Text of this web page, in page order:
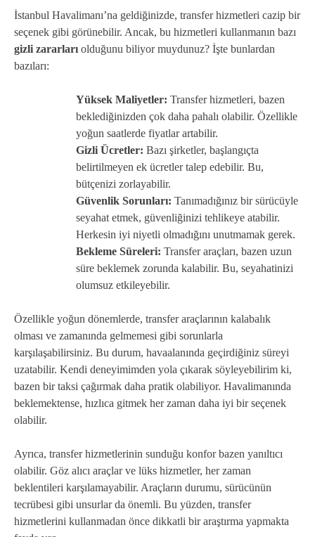
İstanbul Havalimanı’na geldiğinizde, transfer hizmetleri cazip bir
seçenek gibi görünebilir. Ancak, bu hizmetleri kullanmanın bazı
gizli zararları olduğunu biliyor muydunuz? İşte bunlardan
bazıları:
Yüksek Maliyetler: Transfer hizmetleri, bazen
beklediğinizden çok daha pahalı olabilir. Özellikle
yoğun saatlerde fiyatlar artabilir.
Gizli Ücretler: Bazı şirketler, başlangıçta
belirtilmeyen ek ücretler talep edebilir. Bu,
bütçenizi zorlayabilir.
Güvenlik Sorunları: Tanımadığınız bir sürücüyle
seyahat etmek, güvenliğinizi tehlikeye atabilir.
Herkesin iyi niyetli olmadığını unutmamak gerek.
Bekleme Süreleri: Transfer araçları, bazen uzun
süre beklemek zorunda kalabilir. Bu, seyahatinizi
olumsuz etkileyebilir.
Özellikle yoğun dönemlerde, transfer araçlarının kalabalık
olması ve zamanında gelmemesi gibi sorunlarla
karşılaşabilirsiniz. Bu durum, havaalanında geçirdiğiniz süreyi
uzatabilir. Kendi deneyimimden yola çıkarak söyleyebilirim ki,
bazen bir taksi çağırmak daha pratik olabiliyor. Havalimanında
beklemektense, hızlıca gitmek her zaman daha iyi bir seçenek
olabilir.
Ayrıca, transfer hizmetlerinin sunduğu konfor bazen yanıltıcı
olabilir. Göz alıcı araçlar ve lüks hizmetler, her zaman
beklentileri karşılamayabilir. Araçların durumu, sürücünün
tecrübesi gibi unsurlar da önemli. Bu yüzden, transfer
hizmetlerini kullanmadan önce dikkatli bir araştırma yapmakta